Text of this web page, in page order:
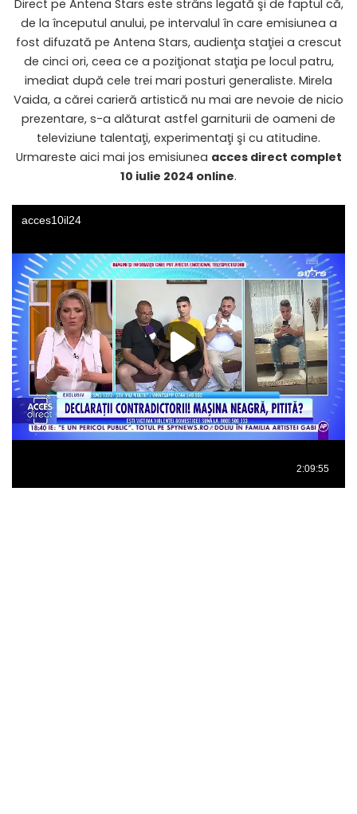
Direct pe Antena Stars este strâns legată şi de faptul că,
de la începutul anului, pe intervalul în care emisiunea a
fost difuzată pe Antena Stars, audienţa staţiei a crescut
de cinci ori, ceea ce a poziţionat staţia pe locul patru,
imediat după cele trei mari posturi generaliste. Mirela
Vaida, a cărei carieră artistică nu mai are nevoie de nicio
prezentare, s-a alăturat astfel garniturii de oameni de
televiziune talentaţi, experimentaţi şi cu atitudine.
Urmareste aici mai jos emisiunea acces direct complet
10 iulie 2024 online.